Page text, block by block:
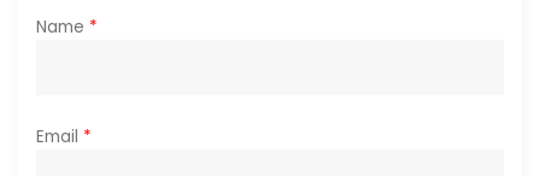
Name *
Email *